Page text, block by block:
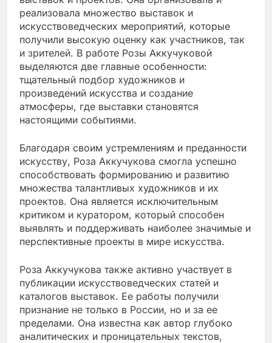
реализовала множество выставок и
искусствоведческих мероприятий, которые
получили высокую оценку как участников, так
и зрителей. В работе Розы Аккучуковой
выделяются две главные особенности:
тщательный подбор художников и
произведений искусства и создание
атмосферы, где выставки становятся
настоящими событиями.
Благодаря своим устремлениям и преданности
искусству, Роза Аккучукова смогла успешно
способствовать формированию и развитию
множества талантливых художников и их
проектов. Она является исключительным
критиком и куратором, который способен
выявлять и поддерживать наиболее значимые и
перспективные проекты в мире искусства.
Роза Аккучукова также активно участвует в
публикации искусствоведческих статей и
каталогов выставок. Ее работы получили
признание не только в России, но и за ее
пределами. Она известна как автор глубоко
аналитических и проницательных текстов,